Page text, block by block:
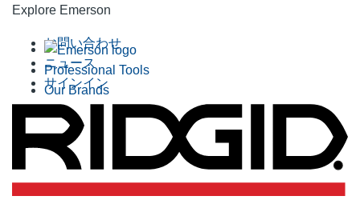
Explore Emerson
Professional Tools
Our Brands
お問い合わせ
ニュース
サインイン